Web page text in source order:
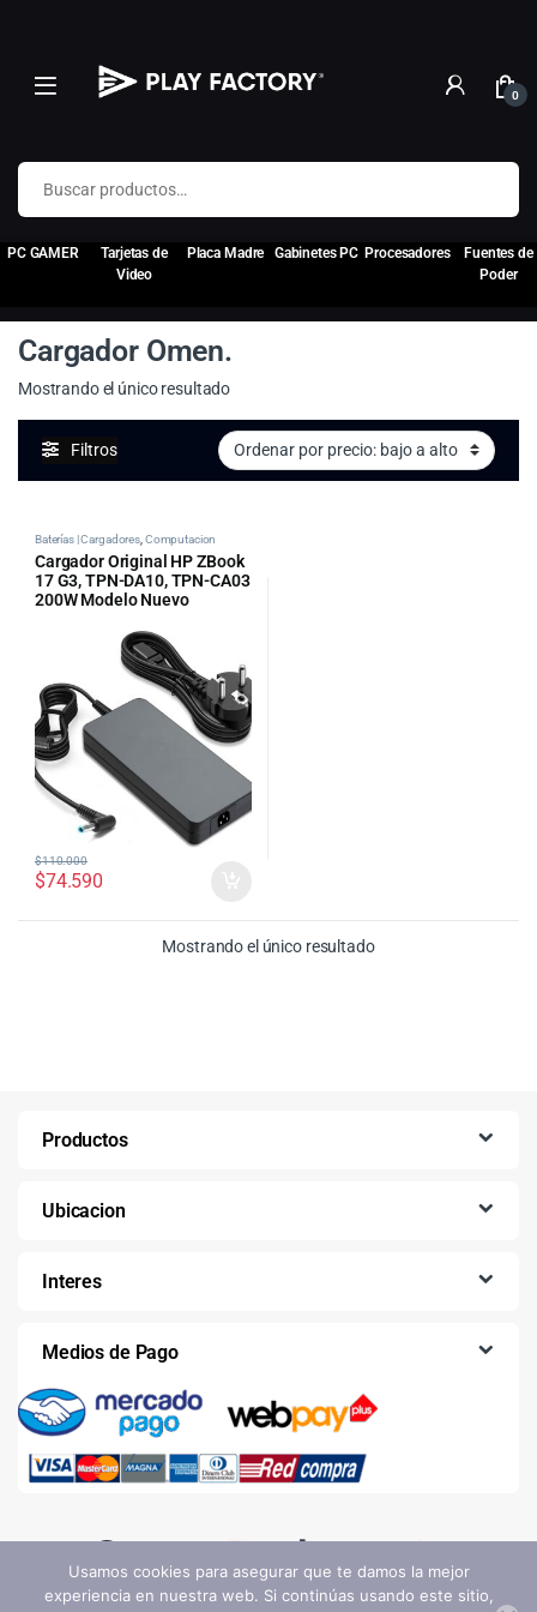
0
Buscar por:
PC GAMER
Tarjetas de
Video
Placa Madre Gabinetes PC Procesadores
Fuentes de
Poder
Cargador Omen.
Mostrando el único resultado
Filtros
Baterías | Cargadores Computacion
Cargador Original HP ZBook
17 G3, TPN-DA10, TPN-CA03
200W Modelo Nuevo
$74.590
$110.000
Mostrando el único resultado
Productos
Ubicacion
Interes
Medios de Pago
Usamos cookies para asegurar que te damos la mejor
experiencia en nuestra web. Si continúas usando este sitio,